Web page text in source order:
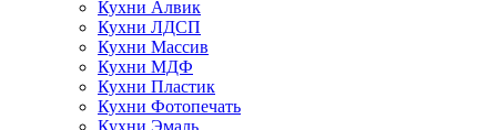
Кухни Алвик
Кухни ЛДСП
Кухни Массив
Кухни МДФ
Кухни Пластик
Кухни Фотопечать
Кухни Эмаль